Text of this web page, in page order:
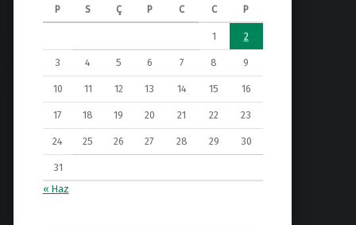
P S Ç P C C P
1 2
3 4 5 6 7 8 9
10 11 12 13 14 15 16
17 18 19 20 21 22 23
24 25 26 27 28 29 30
31
« Haz